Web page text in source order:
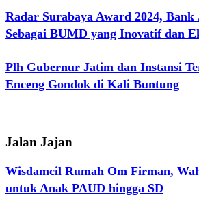
Radar Surabaya Award 2024,
Sebagai BUMD yang Inovatif dan
Plh Gubernur Jatim dan Instansi
Enceng Gondok di Kali Buntung
Jalan Jajan
Wisdamcil Rumah Om Firman,
untuk Anak PAUD hingga SD